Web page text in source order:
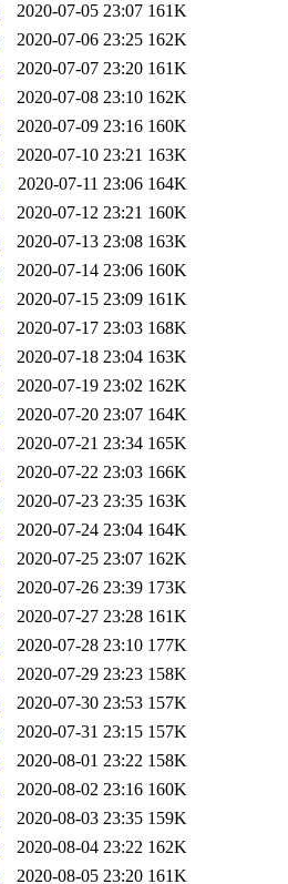
2020-07-05 23:07 161K
2020-07-06 23:25 162K
2020-07-07 23:20 161K
2020-07-08 23:10 162K
2020-07-09 23:16 160K
2020-07-10 23:21 163K
2020-07-11 23:06 164K
2020-07-12 23:21 160K
2020-07-13 23:08 163K
2020-07-14 23:06 160K
2020-07-15 23:09 161K
2020-07-17 23:03 168K
2020-07-18 23:04 163K
2020-07-19 23:02 162K
2020-07-20 23:07 164K
2020-07-21 23:34 165K
2020-07-22 23:03 166K
2020-07-23 23:35 163K
2020-07-24 23:04 164K
2020-07-25 23:07 162K
2020-07-26 23:39 173K
2020-07-27 23:28 161K
2020-07-28 23:10 177K
2020-07-29 23:23 158K
2020-07-30 23:53 157K
2020-07-31 23:15 157K
2020-08-01 23:22 158K
2020-08-02 23:16 160K
2020-08-03 23:35 159K
2020-08-04 23:22 162K
2020-08-05 23:20 161K